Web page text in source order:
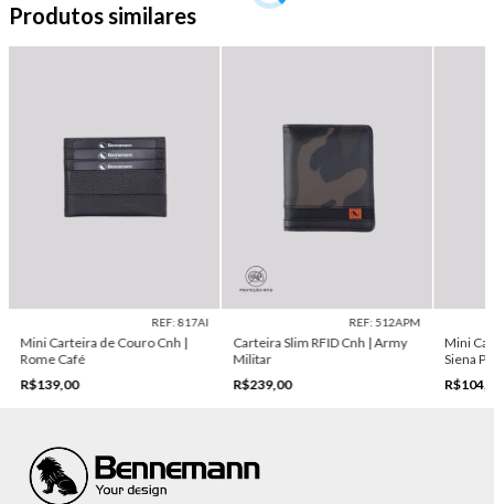
Produtos similares
REF: 817AI
Mini Carteira de Couro Cnh |
Rome Café
R$139,00
REF: 512APM
Carteira Slim RFID Cnh | Army
Militar
R$239,00
Mini
Siena